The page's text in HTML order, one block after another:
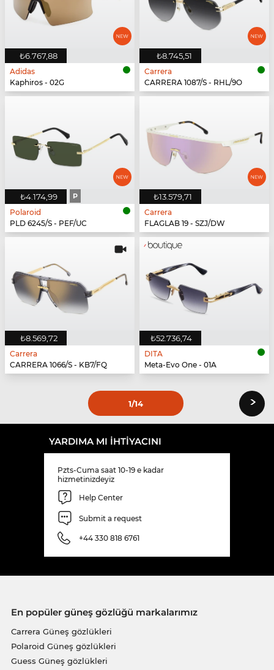
₺6.767,88
Adidas
Kaphiros - 02G
₺8.745,51
Carrera
CARRERA 1087/S - RHL/9O
₺4.174,99 P
Polaroid
PLD 6245/S - PEF/UC
₺13.579,71
Carrera
FLAGLAB 19 - SZJ/DW
₺8.569,72
Carrera
CARRERA 1066/S - KB7/FQ
₺52.736,74
DITA
Meta-Evo One - 01A
1/14 ›
YARDIMA MI IHTIYACINI
Pzts-Cuma saat 10-19 e kadar
hizmetinizdeyiz
Help Center
Submit a request
+44 330 818 6761
En popüler güneş gözlüğü markalarımız
Carrera Güneş gözlükleri
Polaroid Güneş gözlükleri
Guess Güneş gözlükleri